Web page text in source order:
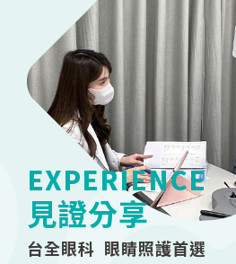
EXPERIENCE
見證分享
台全眼科 眼睛照護首選